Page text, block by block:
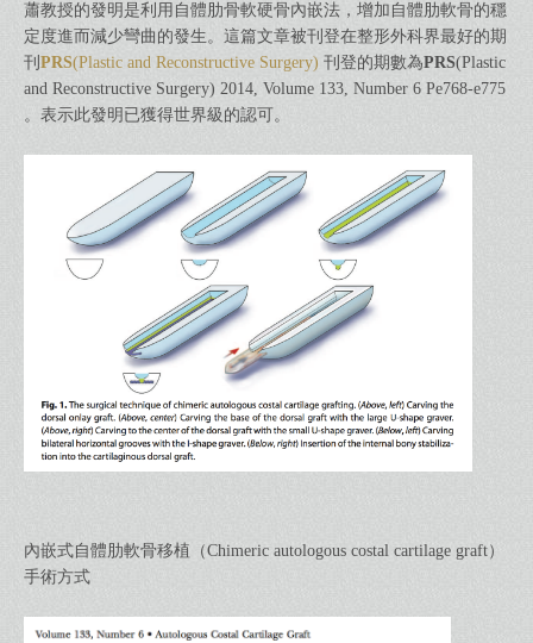
蕭教授的發明是利用自體肋骨軟硬骨內嵌法，增加自體肋軟骨的穩
定度進而減少彎曲的發生。這篇文章被刊登在整形外科界最好的期
刊 PRS(Plastic and Reconstructive Surgery) 刊登的期數為PRS(Plastic
and Reconstructive Surgery) 2014, Volume 133, Number 6 Pe768-e775
。表示此發明已獲得世界級的認可。
內嵌式自體肋軟骨移植（Chimeric autologous costal cartilage graft）
手術方式